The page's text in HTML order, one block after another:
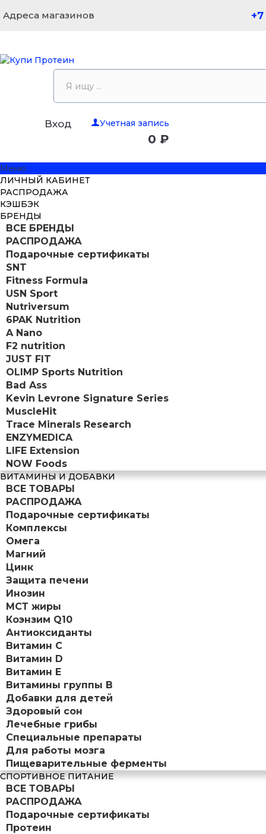
Адреса магазинов
Вход Учетная запись
0 ₽
Меню
ЛИЧНЫЙ КАБИНЕТ
РАСПРОДАЖА
КЭШБЭК
БРЕНДЫ
ВСЕ БРЕНДЫ
РАСПРОДАЖА
Подарочные сертификаты
SNT
Fitness Formula
USN Sport
Nutriversum
6PAK Nutrition
A Nano
F2 nutrition
JUST FIT
OLIMP Sports Nutrition
Bad Ass
Kevin Levrone Signature Series
MuscleHit
Trace Minerals Research
ENZYMEDICA
LIFE Extension
NOW Foods
ВИТАМИНЫ И ДОБАВКИ
ВСЕ ТОВАРЫ
РАСПРОДАЖА
Подарочные сертификаты
Комплексы
Омега
Магний
Цинк
Защита печени
Инозин
МСТ жиры
Коэнзим Q10
Антиоксиданты
Витамин С
Витамин D
Витамин Е
Витамины группы B
Добавки для детей
Здоровый сон
Лечебные грибы
Специальные препараты
Для работы мозга
Пищеварительные ферменты
СПОРТИВНОЕ ПИТАНИЕ
ВСЕ ТОВАРЫ
РАСПРОДАЖА
Подарочные сертификаты
Протеин